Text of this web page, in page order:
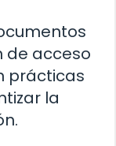
de acceso
prácticas
la